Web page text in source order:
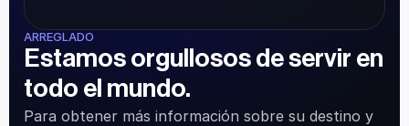
ARREGLADO
Estamos orgullosos de servir en
todo el mundo.
Para obtener más información sobre su destino y